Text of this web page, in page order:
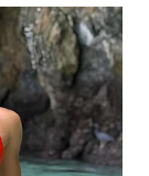
real de
estoicismo